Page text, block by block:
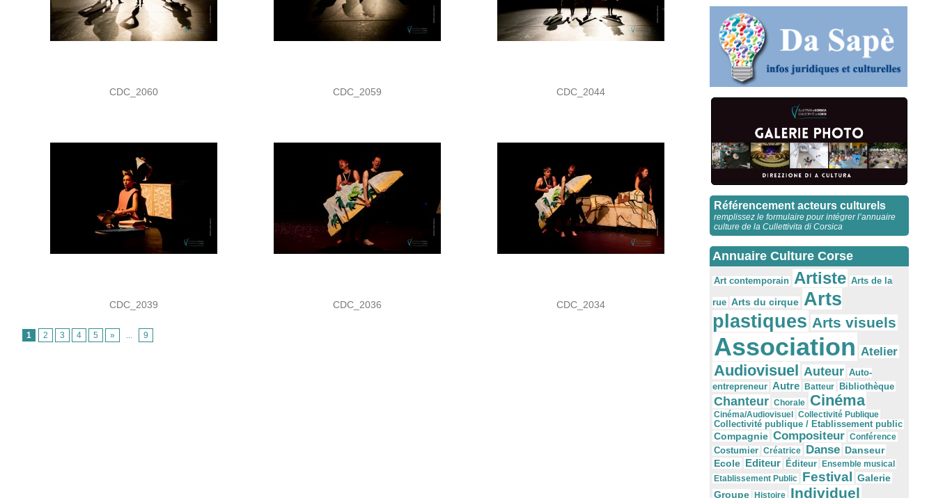
CDC_2060 CDC_2059 CDC_2044
CDC_2039 CDC_2036 CDC_2034
1 2 3 4 5 » ... 9
Référencement acteurs culturels
remplissez le formulaire pour intégrer l’annuaire
culture de la Cullettivita di Corsica
Annuaire Culture Corse
Art contemporain Artiste Arts de la
rue Arts du cirque Arts
plastiques Arts visuels
Association Atelier
Audiovisuel Auteur Auto-
entrepreneur Autre Batteur Bibliothèque
Chanteur Chorale Cinéma
Cinéma/Audiovisuel
Collectivité Publique
Collectivité publique / Etablissement public
Compagnie Compositeur Conférence
Costumier Créatrice Danse Danseur
Ecole Editeur Éditeur
Ensemble musical
Etablissement Public Festival Galerie
Groupe
Histoire Individuel